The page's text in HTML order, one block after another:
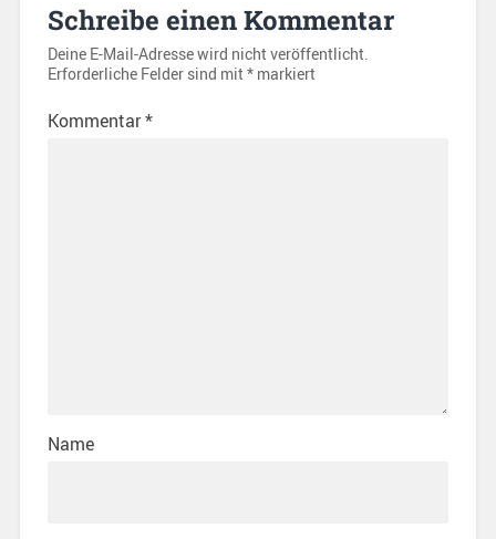
Schreibe einen Kommentar
Deine E-Mail-Adresse wird nicht veröffentlicht.
Erforderliche Felder sind mit*markiert
Kommentar*
Name